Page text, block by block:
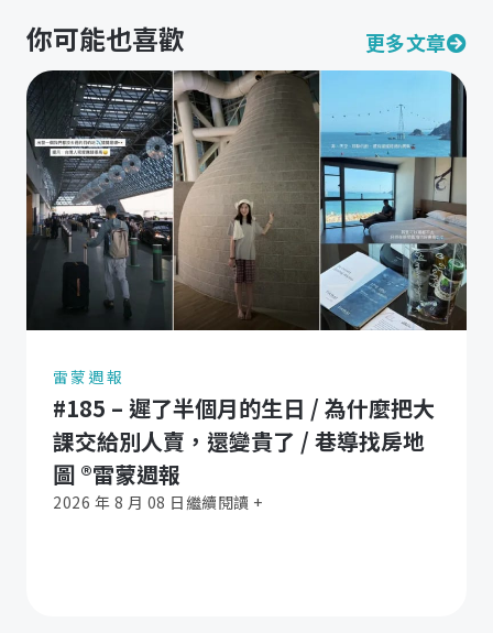
你可能也喜歡 更多文章
雷蒙週報
#185 – 遲了半個月的生日 / 為什麼把大
課交給別人賣，還變貴了 / 巷導找房地
圖 ®️雷蒙週報
2026 年 8 月 08 日 繼續閱讀 +